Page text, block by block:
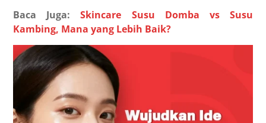
Baca Juga:Skincare Susu Domba vs Susu
Kambing, Mana yang Lebih Baik?